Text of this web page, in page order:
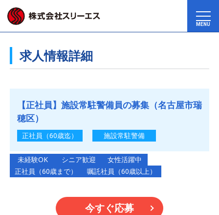
MENU
求人情報詳細
【正社員】施設常駐警備員の募集（名古屋市瑞
穂区）
正社員（60歳迄） 施設常駐警備
未経験OK シニア歓迎
女性活躍中
正社員（60歳まで）
嘱託社員（60歳以上）
今すぐ応募